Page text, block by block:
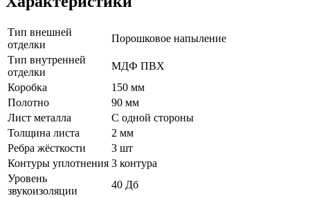
Тип внешней
отделки
Порошковое напыление
Тип внутренней
отделки
МДФ ПВХ
Коробка
150 мм
Полотно
90 мм
Лист металла
С одной стороны
Толщина листа
2 мм
Ребра жёсткости
3 шт
Контуры уплотнения 3 контура
Уровень
звукоизоляции
40 Дб